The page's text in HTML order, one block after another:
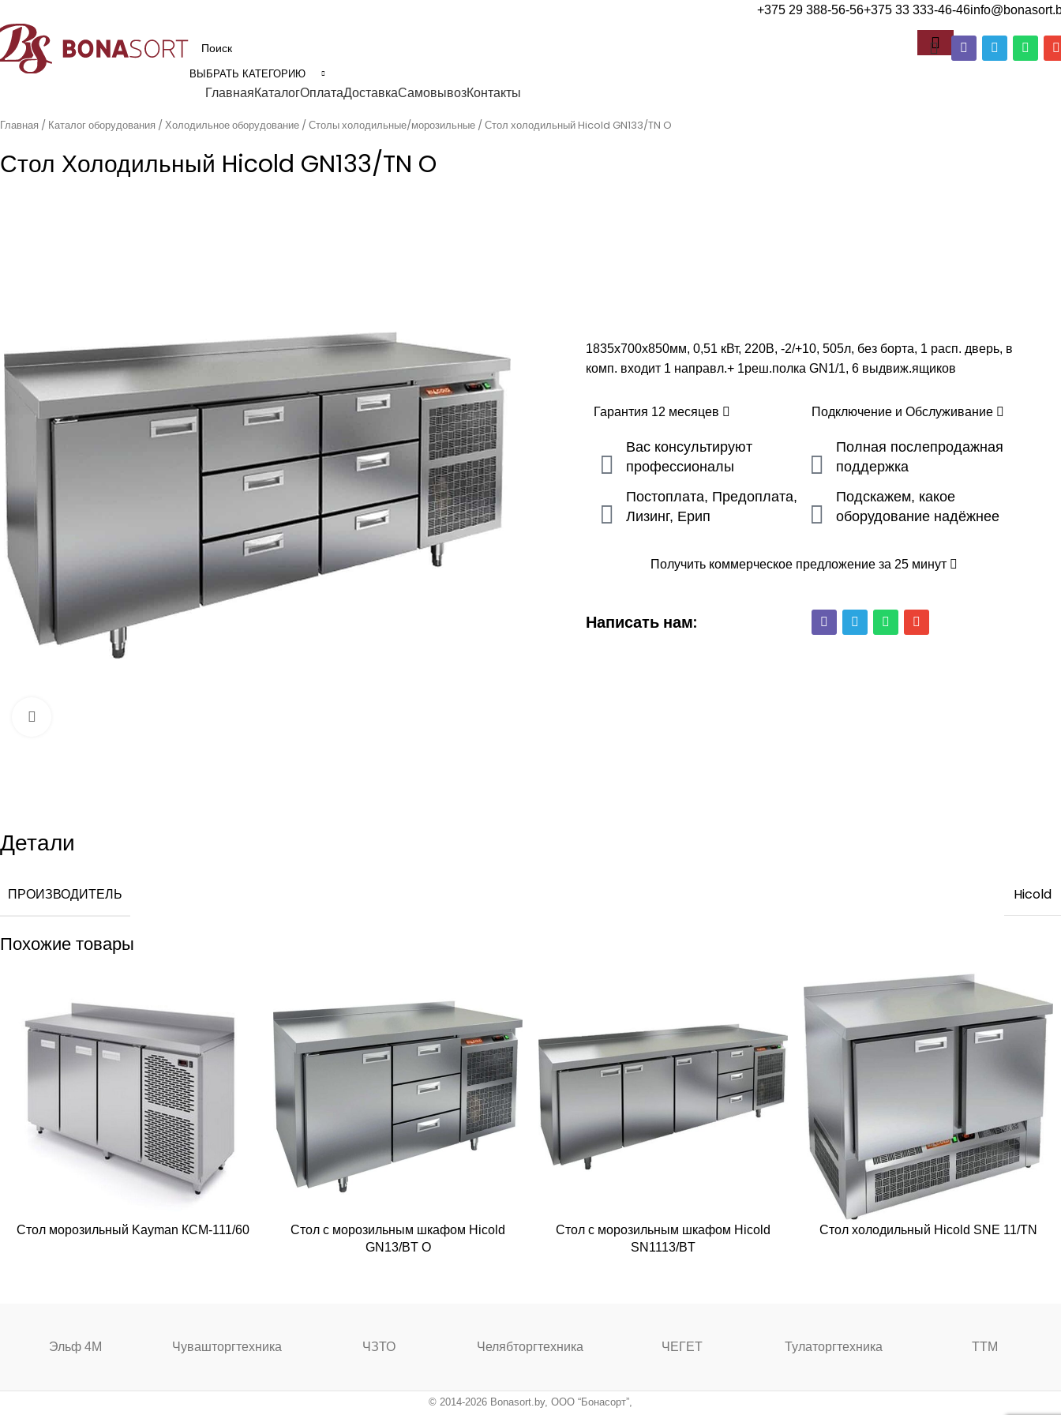
+375 29 388-56-56+375 33 333-46-46
ВЫБРАТЬ КАТЕГОРИЮ
ГлавнаяКаталогОплатаДоставкаСамовывозКонтакты
Главная Каталог оборудования Холодильное оборудование Столы холодильные/морозильные Стол холодильный Hicold GN133/TN O
Стол Холодильный Hicold GN133/TN O
1835х700х850мм, 0,51 кВт, 220В, -2/+10, 505л, без борта, 1 расп. дверь, в
комп. входит 1 направл.+ 1реш.полка GN1/1, 6 выдвиж.ящиков
Гарантия 12 месяцев Подключение и Обслуживание
Вас консультируют
профессионалы
Постоплата, Предоплата,
Лизинг, Ерип
Полная послепродажная
поддержка
Подскажем, какое
оборудование надёжнее
Получить коммерческое предложение за 25 минут
Написать нам:
Детали
ПРОИЗВОДИТЕЛЬ Hicold
Похожие товары
Стол морозильный Kayman КСМ-111/60
Стол с морозильным шкафом Hicold
GN13/BT O
Стол с морозильным шкафом Hicold
SN1113/BT
Стол холодильный Hicold SNE 11/TN
Эльф 4М Чувашторгтехника ЧЗТО Челябторгтехника ЧЕГЕТ Тулаторгтехника ТТМ
© 2014-2026 Bonasort.by, ООО “Бонасорт”,